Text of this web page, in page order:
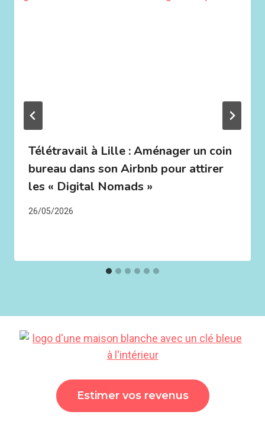
Télétravail à Lille : Aménager un coin
bureau dans son Airbnb pour attirer
les « Digital Nomads »
26/05/2026
Estimer vos revenus